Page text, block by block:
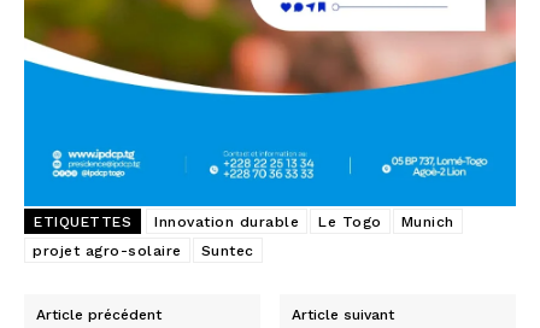
ETIQUETTES Innovation durable Le Togo
Munich
projet agro-solaire
Suntec
Article précédent Article suivant